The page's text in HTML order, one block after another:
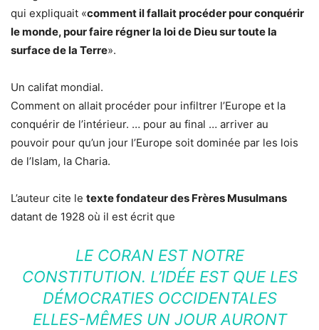
qui expliquait «comment il fallait procéder pour conquérir
le monde, pour faire régner la loi de Dieu sur toute la
surface de la Terre».
Un califat mondial.
Comment on allait procéder pour infiltrer l’Europe et la
conquérir de l’intérieur. … pour au final … arriver au
pouvoir pour qu’un jour l’Europe soit dominée par les lois
de l’Islam, la Charia.
L’auteur cite le texte fondateur des Frères Musulmans
datant de 1928 où il est écrit que
LE CORAN EST NOTRE
CONSTITUTION. L’IDÉE EST QUE LES
DÉMOCRATIES OCCIDENTALES
ELLES-MÊMES UN JOUR AURONT